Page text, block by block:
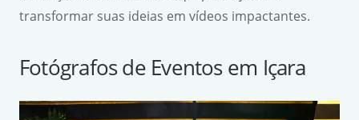
transformar suas ideias em vídeos impactantes.
Fotógrafos de Eventos em Içara